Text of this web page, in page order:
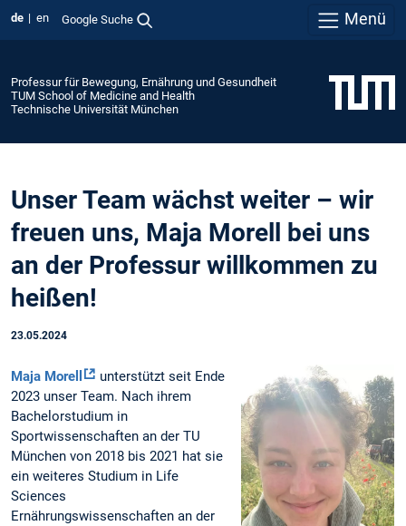
de en Google Suche Menü
Professur für Bewegung, Ernährung und Gesundheit
TUM School of Medicine and Health
Technische Universität München
Unser Team wächst weiter – wir
freuen uns, Maja Morell bei uns
an der Professur willkommen zu
heißen!
23.05.2024
Maja Morell
unterstützt seit Ende
2023 unser Team. Nach ihrem
Bachelorstudium in
Sportwissenschaften an der TU
München von 2018 bis 2021 hat sie
ein weiteres Studium in Life
Sciences
Ernährungswissenschaften an der